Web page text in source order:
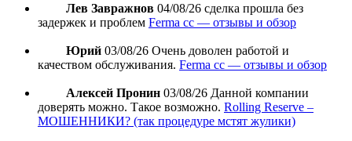
Лев Завражнов 04/08/26 сделка прошла без
задержек и проблем Ferma cc — отзывы и обзор
Юрий 03/08/26 Очень доволен работой и
качеством обслуживания. Ferma cc — отзывы и обзор
Алексей Пронин 03/08/26 Данной компании
доверять можно. Такое возможно. Rolling Reserve –
МОШЕННИКИ? (так процедуре мстят жулики)